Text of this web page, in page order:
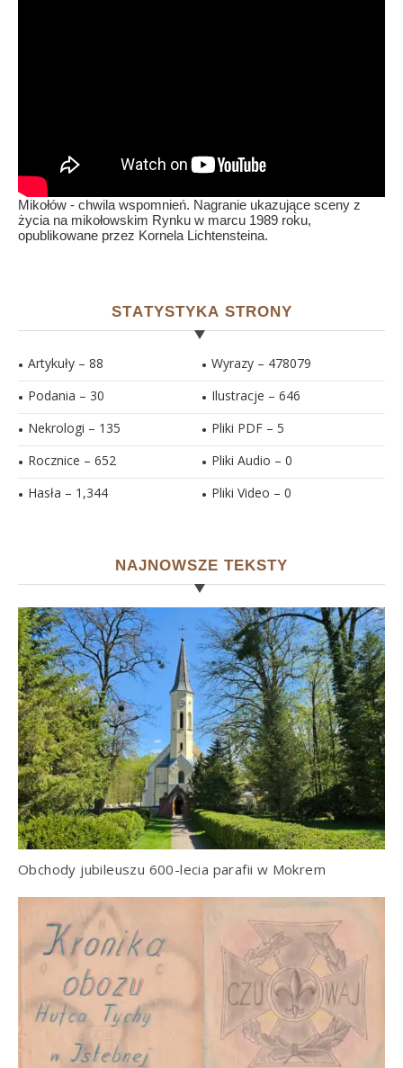
Mikołów - chwila wspomnień. Nagranie ukazujące sceny z
życia na mikołowskim Rynku w marcu 1989 roku,
opublikowane przez Kornela Lichtensteina.
STATYSTYKA STRONY
Artykuły – 88
Podania – 30
Nekrologi – 135
Rocznice – 652
Hasła – 1,344
Wyrazy – 478079
Ilustracje – 646
Pliki PDF – 5
Pliki Audio – 0
Pliki Video – 0
NAJNOWSZE TEKSTY
Obchody jubileuszu 600-lecia parafii w Mokrem